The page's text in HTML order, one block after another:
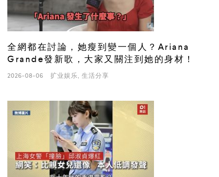
全網都在討論，她瘦到變一個人？Ariana
Grande發新歌，大家又關注到她的身材！
2026-08-06 扩业娱乐, 生活分享